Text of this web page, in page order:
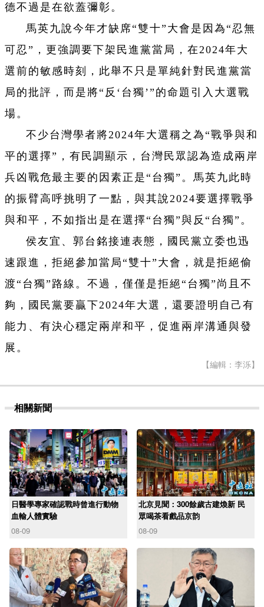
德不過是在欲蓋彌彰。
馬英九說今年才缺席“雙十”大會是因為“忍無
可忍”，更強調要下架民進黨當局，在2024年大
選前的敏感時刻，此舉不只是單純針對民進黨當
局的批評，而是將“反‘台獨’”的命題引入大選戰
場。
不少台灣學者將2024年大選稱之為“戰爭與和
平的選擇”，有民調顯示，台灣民眾認為造成兩岸
兵凶戰危最主要的因素正是“台獨”。馬英九此時
的振臂高呼挑明了一點，與其說2024要選擇戰爭
與和平，不如指出是在選擇“台獨”與反“台獨”。
侯友宜、郭台銘接連表態，國民黨立委也迅
速跟進，拒絕參加當局“雙十”大會，就是拒絕偷
渡“台獨”路線。不過，僅僅是拒絕“台獨”尚且不
夠，國民黨要贏下2024年大選，還要證明自己有
能力、有決心穩定兩岸和平，促進兩岸溝通與發
展。
【編輯：李泺】
相關新聞
日醫學專家確認戰時曾進行動物
血輸人體實驗
08-09
北京見聞：300餘歲古建煥新 民
眾喝茶看戲品京韵
08-09